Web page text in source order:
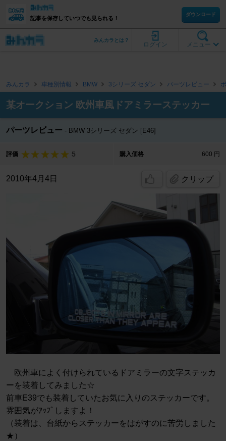
記事を保存していつでも見られる！
ダウンロード
メニュー
ログイン
みんカラとは？
みんカラ 車種別情報 BMW 3シリーズ セダン パーツレビュー
某オークション 欧州車風ドアミラーステッカー
パーツレビュー BMW 3シリーズ セダン [E46]
評価 5 購入価格 600 円
2010年4月4日 クリップ
欧州車によく付けられているドアミラーの文字ステッカ
ーを装着してみました☆
前車E39でも装着していたお気に入りのステッカーです。
雰囲気がｱｯﾌﾟしますよ！
（装着は、台紙からステッカーをはがすのに苦労しました
★）